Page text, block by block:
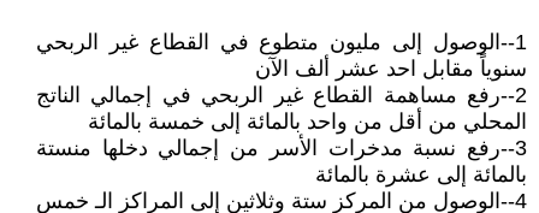
1--الوصول إلى مليون متطوع في القطاع غير الربحي
سنوياً مقابل احد عشر ألف الآن
2--رفع مساهمة القطاع غير الربحي في إجمالي الناتج
المحلي من أقل من واحد بالمائة إلى خمسة بالمائة
3--رفع نسبة مدخرات الأسر من إجمالي دخلها منستة
بالمائة إلى عشرة بالمائة
4--الوصول من المركز ستة وثلاثين إلى المراكز الـ خمس